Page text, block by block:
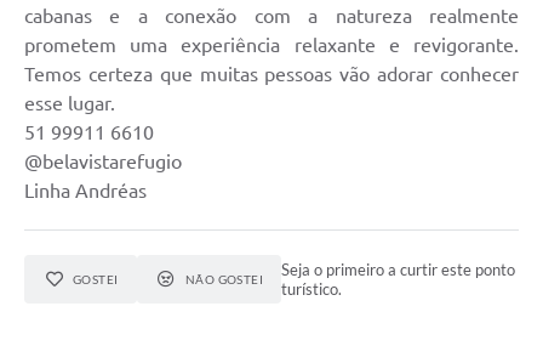
cabanas e a conexão com a natureza realmente
prometem uma experiência relaxante e revigorante.
Temos certeza que muitas pessoas vão adorar conhecer
esse lugar.
51 99911 6610
@belavistarefugio
Linha Andréas
GOSTEI NÃO GOSTEI
Seja o primeiro a curtir este ponto
turístico.